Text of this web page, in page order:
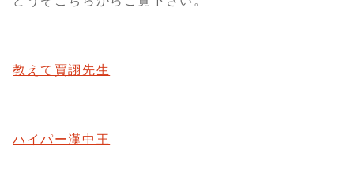
教えて賈詡先生
ハイパー漢中王